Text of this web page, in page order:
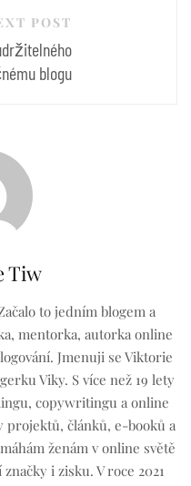
POST
blogu
Tiw
to jedním blogem a
mentorka, autorka online
Jmenuji se Viktorie
Viky. S více než 19 lety
copywritingu a online
projektů, článků, e-booků a
ženám v online světě
i zisku. V roce 2021